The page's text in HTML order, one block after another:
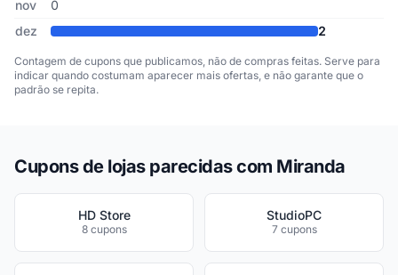
nov
0
dez
2
Contagem de cupons que publicamos, não de compras feitas. Serve para
indicar quando costumam aparecer mais ofertas, e não garante que o
padrão se repita.
Cupons de lojas parecidas com Miranda
HD Store
8 cupons
StudioPC
7 cupons